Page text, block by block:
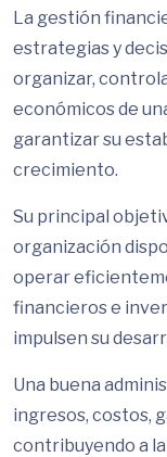
La gestión
estrategias y
organizar,
económicos de
garantizar su
crecimiento.
Su principal
organización
operar
financieros e
impulsen su
Una buena
ingresos, costos,
contribuyendo a